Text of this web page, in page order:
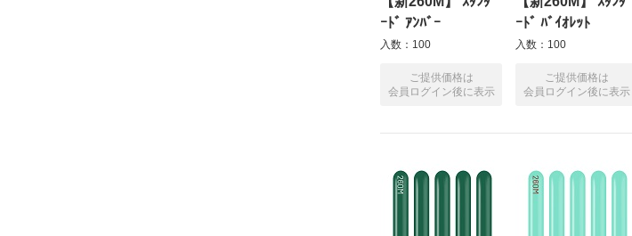
ｰﾄﾞ ｱﾝﾊﾞｰ
入数：100
ご提供価格は
会員ログイン後に表示
ｰﾄﾞ ﾊﾞｲｵﾚｯﾄ
入数：100
ご提供価格は
会員ログイン後に表示